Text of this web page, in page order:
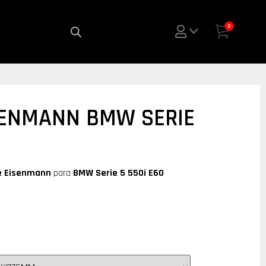
0
BMW SERIE
Eisenmann para BMW Serie 5 550i E60